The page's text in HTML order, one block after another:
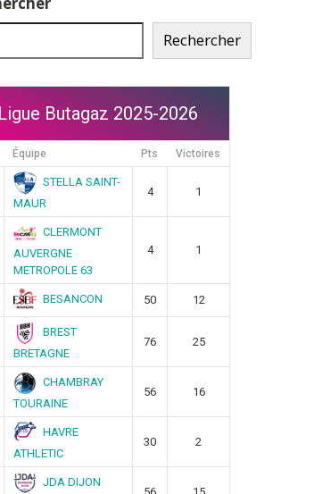
Rechercher
Ligue Butagaz 2025-2026
Équipe Pts Victoires
STELLA SAINT-
MAUR
4 1
CLERMONT
AUVERGNE
METROPOLE 63
4 1
BESANCON 50 12
BREST
BRETAGNE
76 25
CHAMBRAY
TOURAINE
56 16
HAVRE
ATHLETIC
30 2
JDA DIJON